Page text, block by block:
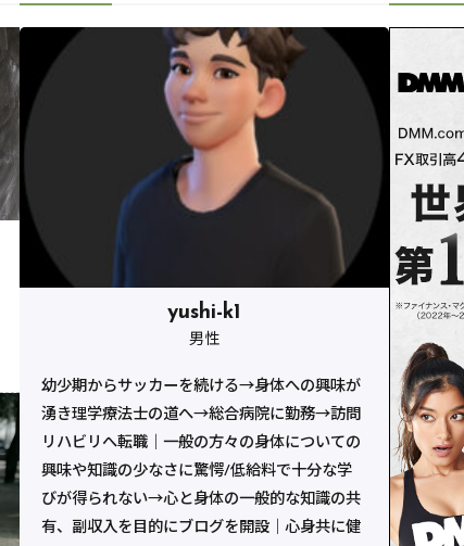
yushi-k1
男性
幼少期からサッカーを続ける→身体への興味が
湧き理学療法士の道へ→総合病院に勤務→訪問
リハビリへ転職｜一般の方々の身体についての
興味や知識の少なさに驚愕/低給料で十分な学
びが得られない→心と身体の一般的な知識の共
有、副収入を目的にブログを開設｜心身共に健